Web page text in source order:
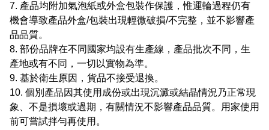
7. 產品均附加氣泡紙或外盒包裝作保護，惟運輪過程仍有
機會導致產品外盒/包裝出現輕微破損/不完整，並不影響產
品品質。
8. 部份品牌在不同國家均設有生產線，產品批次不同，生
產地或有不同，一切以實物為準。
9. 基於衛生原因，貨品不接受退換。
10. 個別產品因其使用成份或出現沉澱或結晶情況乃正常現
象、不是損壞或過期，有關情況不影響產品品質。用家使用
前可嘗試拌勻再使用。